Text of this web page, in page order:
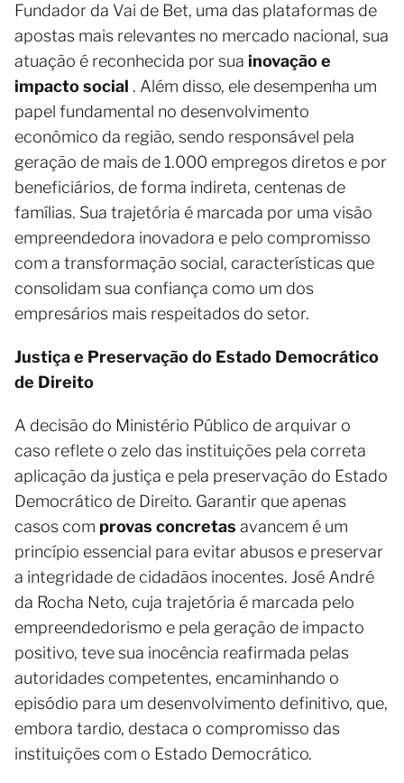
Fundador da Vai de Bet, uma das plataformas de
apostas mais relevantes no mercado nacional, sua
atuação é reconhecida por sua inovação e
impacto social . Além disso, ele desempenha um
papel fundamental no desenvolvimento
econômico da região, sendo responsável pela
geração de mais de 1.000 empregos diretos e por
beneficiários, de forma indireta, centenas de
famílias. Sua trajetória é marcada por uma visão
empreendedora inovadora e pelo compromisso
com a transformação social, características que
consolidam sua confiança como um dos
empresários mais respeitados do setor.
Justiça e Preservação do Estado Democrático
de Direito
A decisão do Ministério Público de arquivar o
caso reflete o zelo das instituições pela correta
aplicação da justiça e pela preservação do Estado
Democrático de Direito. Garantir que apenas
casos com provas concretas avancem é um
princípio essencial para evitar abusos e preservar
a integridade de cidadãos inocentes. José André
da Rocha Neto, cuja trajetória é marcada pelo
empreendedorismo e pela geração de impacto
positivo, teve sua inocência reafirmada pelas
autoridades competentes, encaminhando o
episódio para um desenvolvimento definitivo, que,
embora tardio, destaca o compromisso das
instituições com o Estado Democrático.